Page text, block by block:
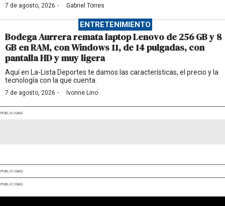
7 de agosto, 2026 · Gabriel Torres
ENTRETENIMIENTO
Bodega Aurrera remata laptop Lenovo de 256 GB y 8
GB en RAM, con Windows 11, de 14 pulgadas, con
pantalla HD y muy ligera
Aquí en La-Lista Deportes te damos las características, el precio y la
tecnología con la que cuenta.
7 de agosto, 2026 · Ivonne Lino
PUBLICIDAD
PUBLICIDAD
PUBLICIDAD